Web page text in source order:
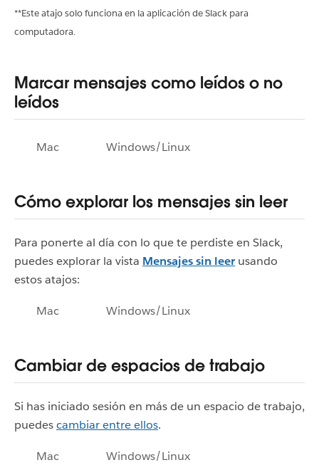
**Este atajo solo funciona en la aplicación de Slack para
computadora.
Marcar mensajes como leídos o no
leídos
Mac Windows/Linux
Cómo explorar los mensajes sin leer
Para ponerte al día con lo que te perdiste en Slack,
puedes explorar la vista Mensajes sin leerusando
estos atajos:
Mac Windows/Linux
Cambiar de espacios de trabajo
Si has iniciado sesión en más de un espacio de trabajo,
puedescambiar entre ellos.
Mac Windows/Linux